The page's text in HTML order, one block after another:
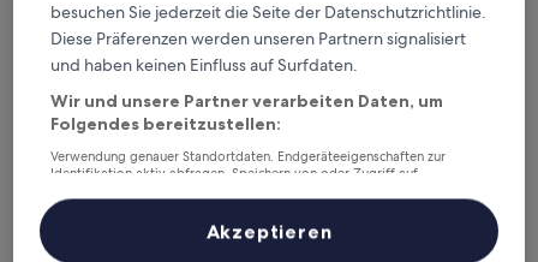
Verdiene Prämien für jede
wahrgenommene Übernachtung
Mehr sparen mit Preisen für Mitglieder
Überprüfe die Preise für diese Daten
besuchen Sie jederzeit die Seite der Datenschutzrichtlinie.
Diese Präferenzen werden unseren Partnern signalisiert
und haben keinen Einfluss auf Surfdaten.
Wir und unsere Partner verarbeiten Daten, um
Folgendes bereitzustellen:
Verwendung genauer Standortdaten. Endgeräteeigenschaften zur
Identifikation aktiv abfragen. Speichern von oder Zugriff auf
Inhalte, Messung von Werbeleistung und der Performance von Inhalten,
Zielgruppenforschung sowie Entwicklung und Verbesserung von
Akzeptieren